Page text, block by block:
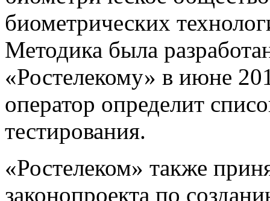
биометрических
Методика была
«Ростелекому» в июне
оператор определит
тестирования.
«Ростелеком» также
законопроекта по